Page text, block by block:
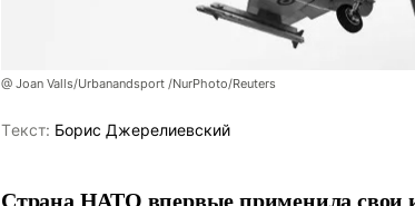
@ Joan Valls/Urbanandsport /NurPhoto/Reuters
Tекст: Борис Джерелиевский